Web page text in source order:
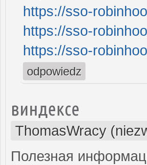
https://sso-
https://sso-
https://sso-
odpowiedz
виндексе
ThomasWracy
Полезная